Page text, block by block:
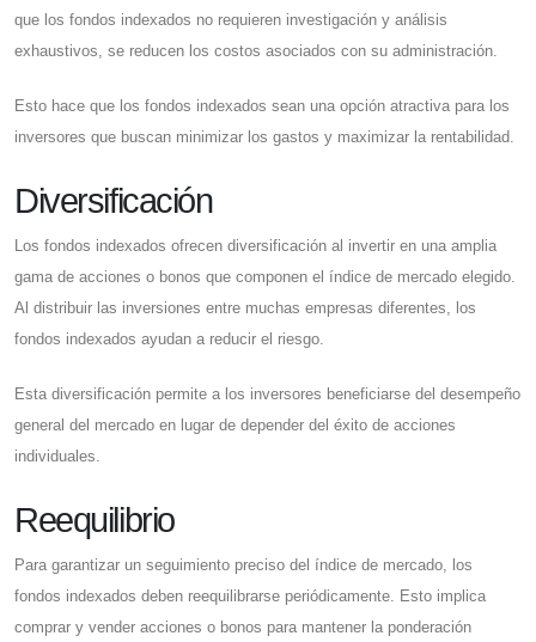
que los fondos indexados no requieren investigación y análisis
exhaustivos, se reducen los costos asociados con su administración.
Esto hace que los fondos indexados sean una opción atractiva para los
inversores que buscan minimizar los gastos y maximizar la rentabilidad.
Diversificación
Los fondos indexados ofrecen diversificación al invertir en una amplia
gama de acciones o bonos que componen el índice de mercado elegido.
Al distribuir las inversiones entre muchas empresas diferentes, los
fondos indexados ayudan a reducir el riesgo.
Esta diversificación permite a los inversores beneficiarse del desempeño
general del mercado en lugar de depender del éxito de acciones
individuales.
Reequilibrio
Para garantizar un seguimiento preciso del índice de mercado, los
fondos indexados deben reequilibrarse periódicamente. Esto implica
comprar y vender acciones o bonos para mantener la ponderación